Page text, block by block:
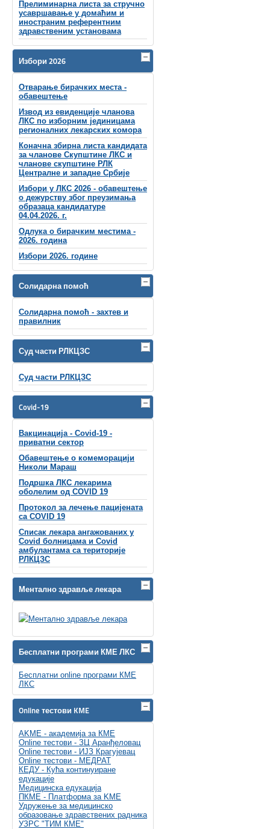
Прелиминарна листа за стручно
усавршавање у домаћим и
иностраним референтним
здравственим установама
Избори 2026
Отварање бирачких места -
обавештење
Извод из евиденције чланова
ЛКС по изборним јединицама
регионалних лекарских комора
Коначна збирна листа кандидата
за чланове Скупштине ЛКС и
чланове скупштинe РЛК
Централне и западне Србије
Избори у ЛКС 2026 - обавештење
о дежурству због преузимања
образаца кандидатуре
04.04.2026. г.
Одлука о бирачким местима -
2026. година
Избори 2026. године
Солидарна помоћ
Солидарна помоћ - захтев и
правилник
Суд части РЛКЦЗС
Суд части РЛКЦЗС
Covid-19
Вакцинација - Covid-19 -
приватни сектор
Обавештење о комеморацији
Николи Мараш
Подршка ЛКС лекарима
оболелим од COVID 19
Протокол за лечење пацијената
са COVID 19
Списак лекара ангажованих у
Covid болницама и Covid
амбулантама са територије
РЛКЦЗС
Ментално здравље лекара
Бесплатни програми КМЕ ЛКС
Бесплатни online програми КМЕ
ЛКС
Online тестови KME
AKME - академија за КМЕ
Online тестови - ЗЦ Аранђеловац
Online тестови - ИЈЗ Крагујевац
Online тестови - МЕДРАТ
КЕДУ - Кућа континуиране
едукације
Медицинска едукација
ПКМЕ - Платформа за KME
Удружење за медицинско
образовање здравствених радника
УЗРС "ТИМ КМЕ"